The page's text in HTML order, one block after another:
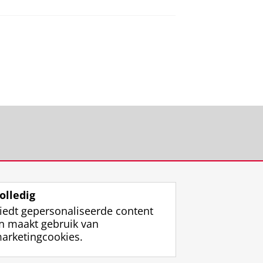
gepersonaliseerde content
maakt gebruik van